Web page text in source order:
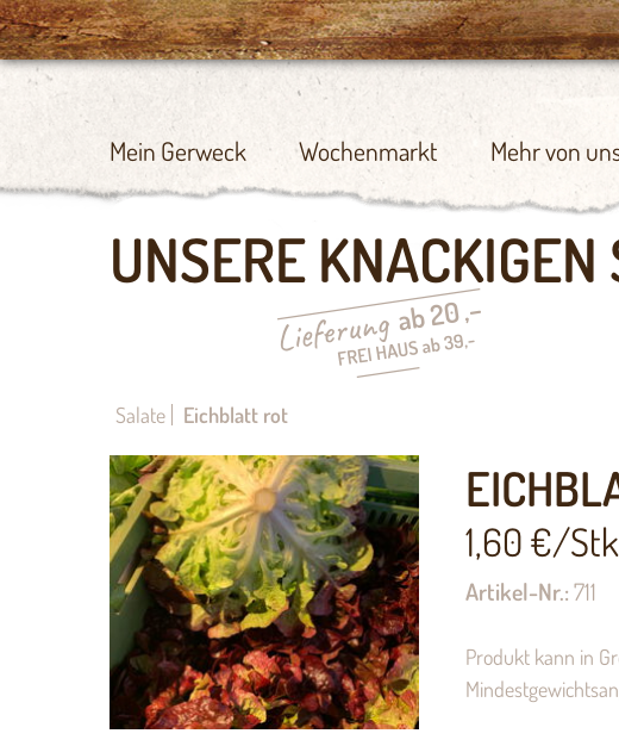
Mein Gerweck Wochenmarkt Mehr von
UNSERE
Salate Eichblatt rot
1,60€/Stk
Artikel-Nr.: 711
Produkt kann in